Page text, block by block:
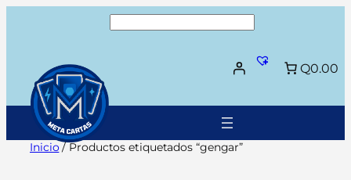
Q0.00
Inicio/ Productos etiquetados “gengar”